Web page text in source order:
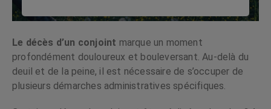
Le décès d’un conjoint marque un moment
profondément douloureux et bouleversant. Au-delà du
deuil et de la peine, il est nécessaire de s’occuper de
plusieurs démarches administratives spécifiques.